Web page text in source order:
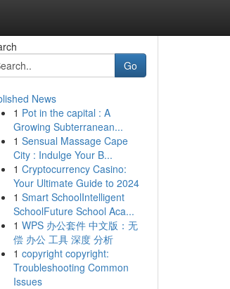
Go
News
1 Pot in the capital : A
Growing Subterranean...
1 Sensual Massage Cape
City : Indulge Your B...
1 Cryptocurrency Casino:
Your Ultimate Guide to 2024
1 Smart SchoolIntelligent
SchoolFuture School Aca...
1 WPS 办公套件 中文版：无
偿 办公 工具 深度 分析
1 copyright copyright:
Troubleshooting Common
Issues